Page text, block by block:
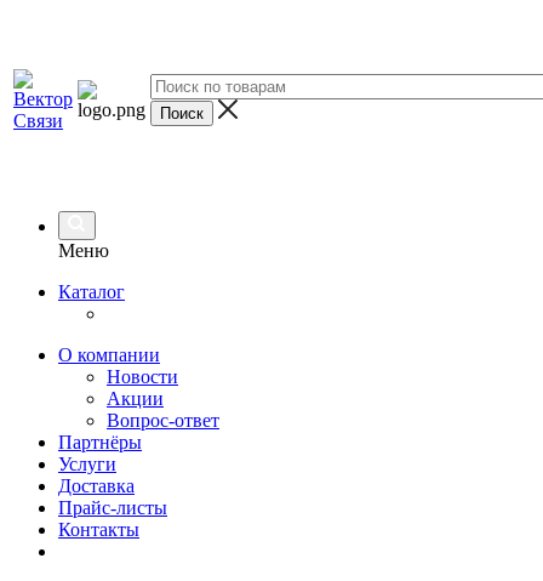
Меню
Каталог
О компании
Новости
Акции
Вопрос-ответ
Партнёры
Услуги
Доставка
Прайс-листы
Контакты